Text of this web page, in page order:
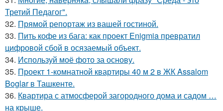
Третий Педагог".
32. Прямой репортаж из вашей гостиной.
33. Пить кофе из бага: как проект Enigmia превратил
цифровой сбой в осязаемый объект.
34. Используй моё фото за основу.
35. Проект 1-комнатной квартиры 40 м 2 в ЖК Assalom
Boglar в Ташкенте.
36. Квартира с атмосферой загородного дома и садом …
на крыше.